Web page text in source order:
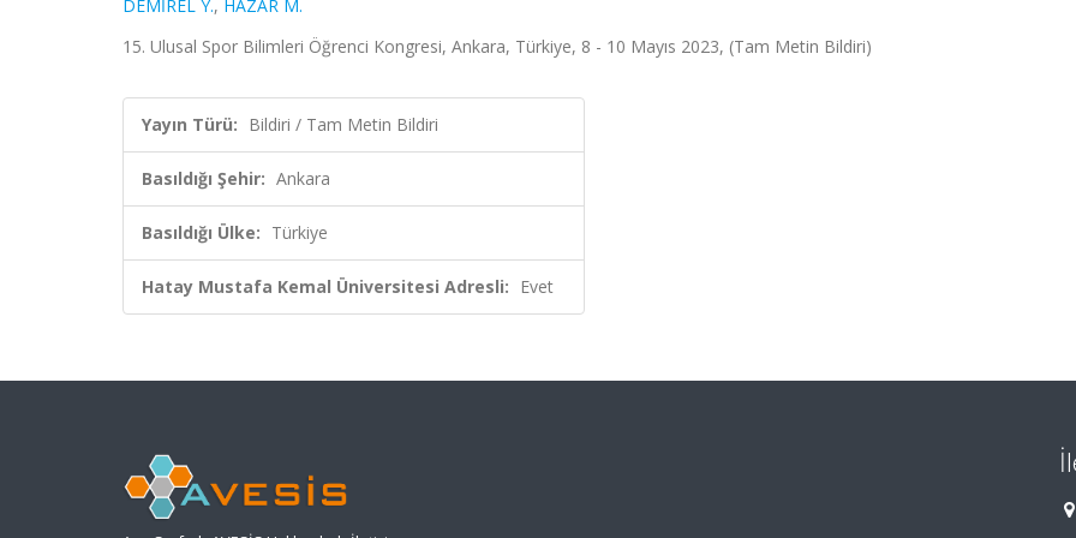
DEMİREL Y., HAZAR M.
15. Ulusal Spor Bilimleri Öğrenci Kongresi, Ankara, Türkiye, 8 - 10 Mayıs 2023, (Tam Metin Bildiri)
Yayın Türü: Bildiri / Tam Metin Bildiri
Basıldığı Şehir: Ankara
Basıldığı Ülke: Türkiye
Hatay Mustafa Kemal Üniversitesi Adresli: Evet